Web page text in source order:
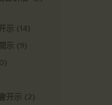
示 (14)
示 (9)
开示 (2)